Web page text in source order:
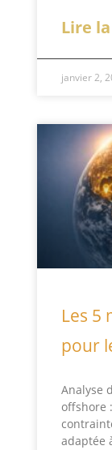
Lire
janvier 2,
Les 5
pour
Analyse
offshore
adaptée